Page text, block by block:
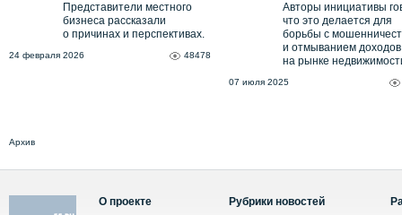
Представители местного
бизнеса рассказали
о причинах и перспективах.
24 февраля 2026 48478
Авторы инициативы
что это делается для
борьбы с
и отмыванием доходов
на рынке
07 июля 2025
Архив
О проекте Рубрики новостей